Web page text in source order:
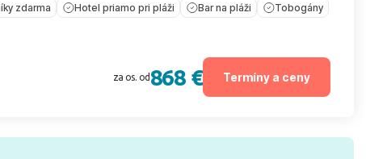
zdarma Hotel priamo pri pláži Bar na pláži Tobogány
za os. od 868 € Termíny a ceny